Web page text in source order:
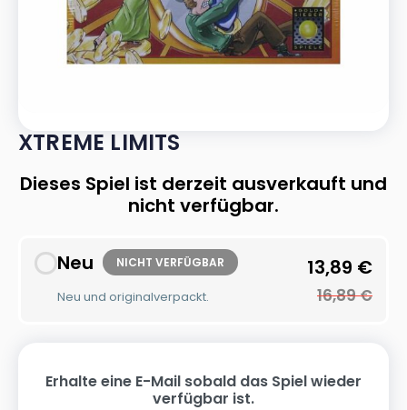
XTREME LIMITS
Dieses Spiel ist derzeit ausverkauft und
nicht verfügbar.
Neu NICHT VERFÜGBAR
Neu und originalverpackt.
13,89 €
16,89€
Erhalte eine E-Mail sobald das Spiel wieder
verfügbar ist.